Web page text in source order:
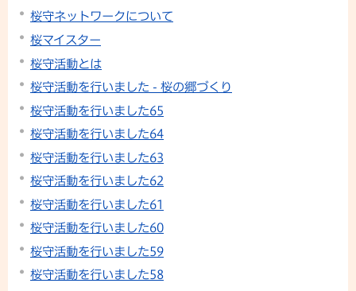
桜守ネットワークについて
桜マイスター
桜守活動とは
桜守活動を行いました - 桜の郷づくり
桜守活動を行いました65
桜守活動を行いました64
桜守活動を行いました63
桜守活動を行いました62
桜守活動を行いました61
桜守活動を行いました60
桜守活動を行いました59
桜守活動を行いました58